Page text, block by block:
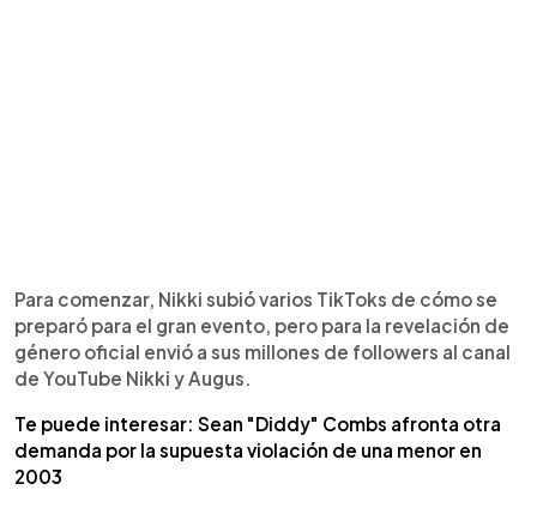
Para comenzar, Nikki subió varios TikToks de cómo se
preparó para el gran evento, pero para la revelación de
género oficial envió a sus millones de followers al canal
de YouTube Nikki y Augus.
Te puede interesar: Sean "Diddy" Combs afronta otra
demanda por la supuesta violación de una menor en
2003